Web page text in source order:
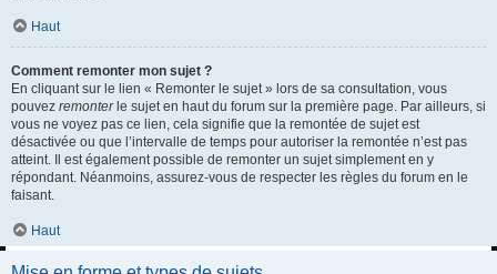
Haut
Comment remonter mon sujet ?
En cliquant sur le lien « Remonter le sujet » lors de sa consultation, vous
pouvez remonterle sujet en haut du forum sur la première page. Par ailleurs, si
vous ne voyez pas ce lien, cela signifie que la remontée de sujet est
désactivée ou que l’intervalle de temps pour autoriser la remontée n’est pas
atteint. Il est également possible de remonter un sujet simplement en y
répondant. Néanmoins, assurez-vous de respecter les règles du forum en le
faisant.
Haut